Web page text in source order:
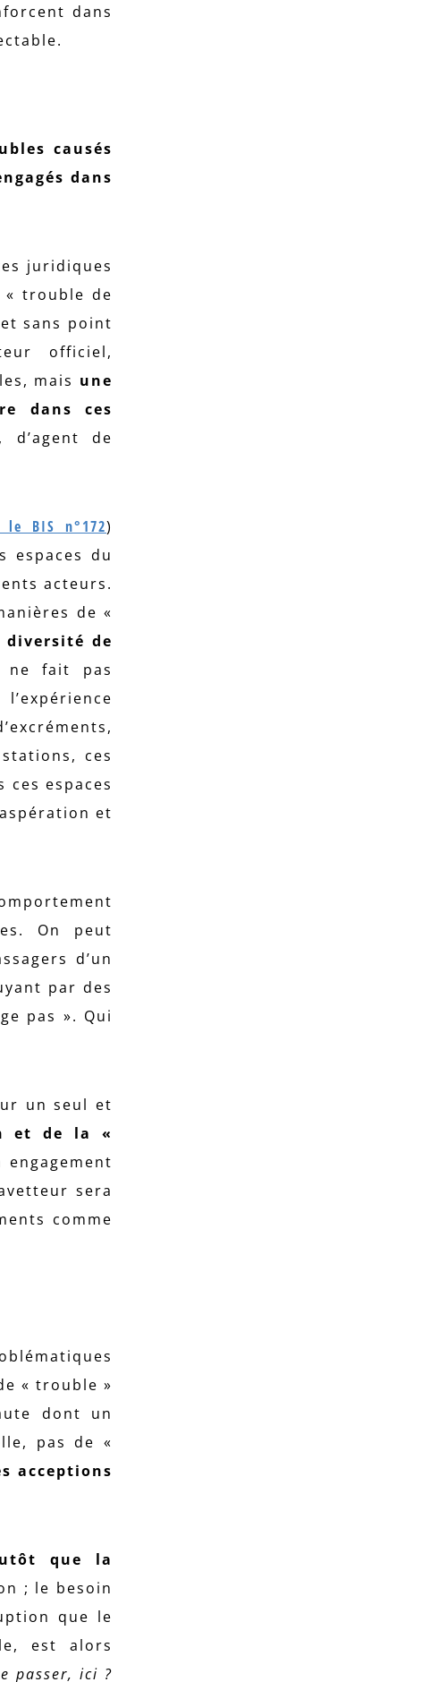
dans
causés
dans
juridiques
trouble de
sans point
officiel,
mais une
dans ces
de
le BIS n°172)
espaces du
acteurs.
de «
de
ne fait pas
ces
espaces
et
On peut
d’un
par des
pas ». Qui
un seul et
et de la «
sera
comme
« trouble »
dont un
pas de «
acceptions
que la
; le besoin
que le
est alors
passer, ici ?